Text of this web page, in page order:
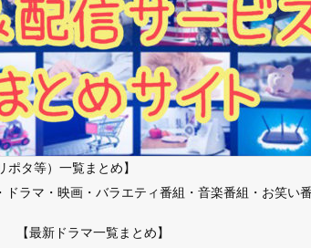
タ等）一覧まとめ】
ラマ・映画・バラエティ番組・音楽番組・お笑い
【最新ドラマ一覧まとめ】